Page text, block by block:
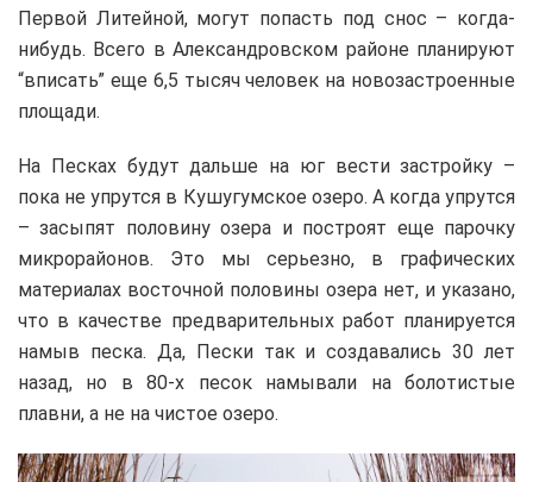
Первой Литейной, могут попасть под снос – когда-
нибудь. Всего в Александровском районе планируют
“вписать” еще 6,5 тысяч человек на новозастроенные
площади.
На Песках будут дальше на юг вести застройку –
пока не упрутся в Кушугумское озеро. А когда упрутся
– засыпят половину озера и построят еще парочку
микрорайонов. Это мы серьезно, в графических
материалах восточной половины озера нет, и указано,
что в качестве предварительных работ планируется
намыв песка. Да, Пески так и создавались 30 лет
назад, но в 80-х песок намывали на болотистые
плавни, а не на чистое озеро.